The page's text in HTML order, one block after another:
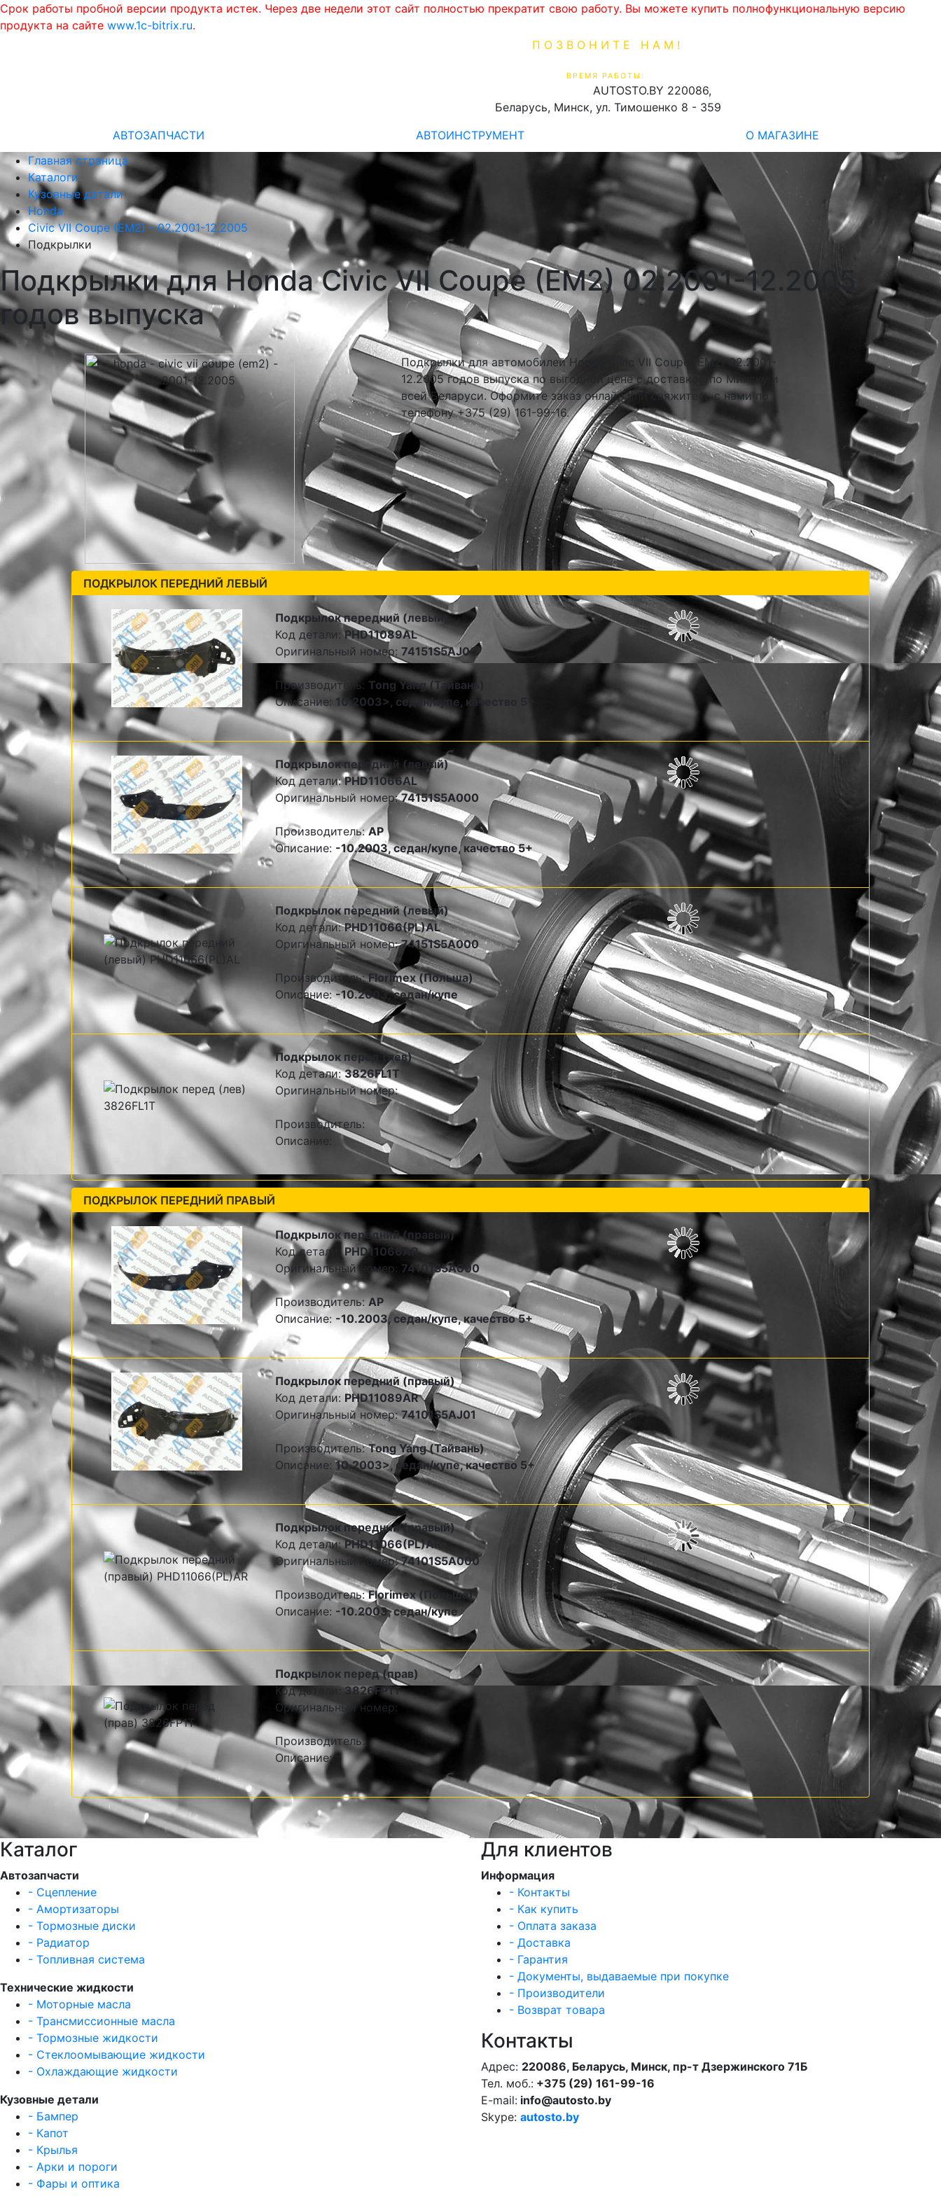
Срок работы пробной версии продукта истек. Через две недели этот сайт полностью прекратит свою работу. Вы можете купить полнофункциональную версию
продукта на сайте www.1c-bitrix.ru.
ПОЗВОНИТЕ НАМ!
ВРЕМЯ РАБОТЫ:
AUTOSTO.BY 220086,
Беларусь, Минск, ул. Тимошенко 8 - 359
АВТОЗАПЧАСТИ АВТОИНСТРУМЕНТ
О МАГАЗИНЕ
Главная страница
Каталоги
Кузовные детали
Honda
Civic VII Coupe (EM2) - 02.2001-12.2005
Подкрылки
Подкрылки для Honda Civic VII Coupe (EM2) 02.2001-12.2005
годов выпуска
Подкрылки для автомобилей Honda Civic VII Coupe (EM2) 02.2001-
12.2005 годов выпуска по выгодной цене с доставкой по Минску и
всей Беларуси. Оформите заказ онлайн или свяжитесь с нами по
телефону +375 (29) 161-99-16.
ПОДКРЫЛОК ПЕРЕДНИЙ ЛЕВЫЙ
Подкрылок передний (левый)
Код детали:PHD11089AL
Оригинальный номер: 74151S5AJ00
Производитель: Tong Yang (Тайвань)
Описание: 10.2003>, седан/купе, качество 5+
Подкрылок передний (левый)
Код детали:PHD11066AL
Оригинальный номер:74151S5A000
Производитель:AP
Описание: -10.2003, седан/купе, качество 5+
Подкрылок передний (левый)
Код детали:PHD11066(PL)AL
Оригинальный номер:74151S5A000
Производитель:Florimex (Польша)
Описание:-10.2003, седан/купе
Подкрылок перед (лев)
Код детали:3826FL1T
Оригинальный номер:
Производитель:
Описание:
ПОДКРЫЛОК ПЕРЕДНИЙ ПРАВЫЙ
Подкрылок передний (правый)
Код детали:PHD11066AR
Оригинальный номер: 74101S5A000
Производитель:AP
Описание: -10.2003, седан/купе, качество 5+
Подкрылок передний (правый)
Код детали: PHD11089AR
Оригинальный номер:74101S5AJ01
Производитель:Tong Yang (Тайвань)
Описание:10.2003>, седан/купе, качество 5+
Подкрылок передний (правый)
Код детали:PHD11066(PL)AR
Оригинальный номер:74101S5A000
Производитель:Florimex (Польша)
Описание: -10.2003, седан/купе
Подкрылок перед (прав)
Код детали:3826FP1T
Оригинальный номер:
Производитель:
Описание:
Каталог
Автозапчасти
- Сцепление
- Амортизаторы
- Тормозные диски
- Радиатор
- Топливная система
Технические жидкости
- Моторные масла
- Трансмиссионные масла
- Тормозные жидкости
- Стеклоомывающие жидкости
- Охлаждающие жидкости
Кузовные детали
- Бампер
- Капот
- Крылья
- Арки и пороги
- Фары и оптика
Для клиентов
Информация
- Контакты
- Как купить
- Оплата заказа
- Доставка
- Гарантия
- Документы, выдаваемые при покупке
- Производители
- Возврат товара
Контакты
Адрес: 220086, Беларусь, Минск, пр-т Дзержинского 71Б
Тел. моб.: +375 (29) 161-99-16
E-mail: info@autosto.by
Skype: autosto.by